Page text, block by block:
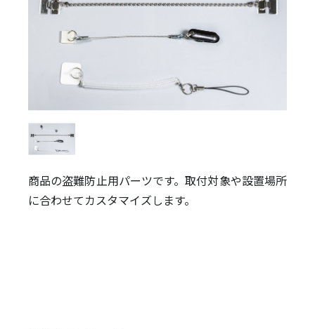
商品の盗難防止用パーツです。取付対象や設置場所
に合わせてカスタマイズします。